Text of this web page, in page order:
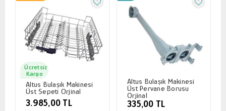
Altus Bulaşık Makinesi
Üst Sepeti Orjinal
3.985,00 TL
Ücretsiz
Kargo
Altus Bulaşık Makinesi
Üst Pervane Borusu
Orjinal
335,00 TL